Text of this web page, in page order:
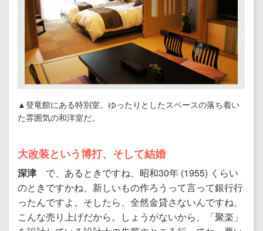
▲登竜館にある特別室。ゆったりとしたスペースの落ち着い
た雰囲気の和洋室だ。
大改装という博打、そして結婚
深津 で、あるときですね、昭和30年 (1955) くらい
のときですかね、新しいもの作ろうって言って銀行行
ったんですよ。そしたら、全然金貸さないんですね、
こんな売り上げだから。しょうがないから、「聚楽」